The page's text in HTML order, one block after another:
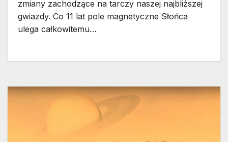
zmiany zachodzące na tarczy naszej najbliższej
gwiazdy. Co 11 lat pole magnetyczne Słońca
ulega całkowitemu…